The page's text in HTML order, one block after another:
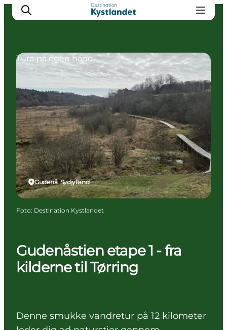
Det sker
Byer
Oplevelser
Overnatning
Køb billet
Gudenåstien etape 1 - fra
kilderne til Tørring
Denne smukke vandretur på 12 kilometer
Gudenå, Sydjylland
Ture på egen hånd
Foto: Destination Kystlandet